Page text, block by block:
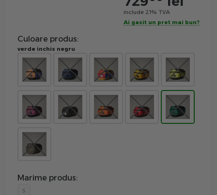
include 21% TVA
Ai gasit un pret mai bun?
Culoare produs:
verde inchis negru
Marime produs:
S